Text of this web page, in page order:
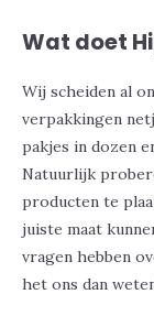
Wat doet
Wij scheiden al
verpakkingen
pakjes in dozen
Natuurlijk
producten te
juiste maat
vragen hebben
het ons dan